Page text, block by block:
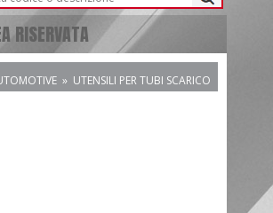
RISERVATA
» UTENSILI PER TUBI SCARICO